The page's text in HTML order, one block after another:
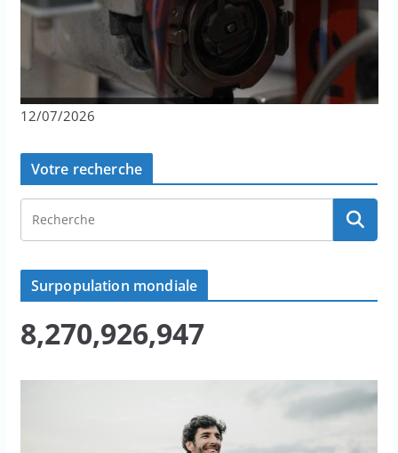
12/07/2026
Votre recherche
Surpopulation mondiale
8,270,926,947